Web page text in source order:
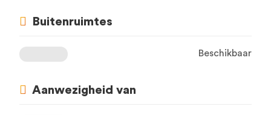
Buitenruimtes
Beschikbaar
Aanwezigheid van